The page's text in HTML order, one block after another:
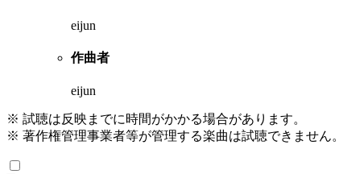
eijun
作曲者
eijun
※ 試聴は反映までに時間がかかる場合があります。
※ 著作権管理事業者等が管理する楽曲は試聴できません。